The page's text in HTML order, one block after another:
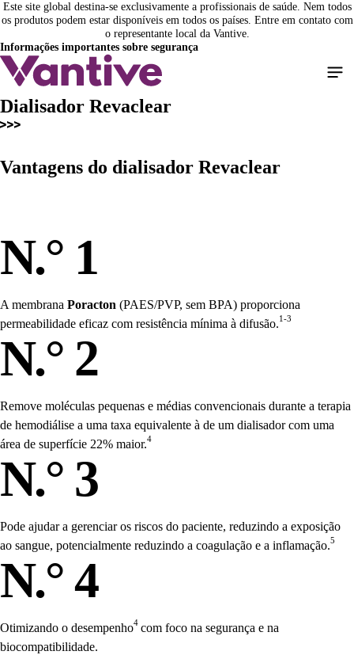
Pular
para
o
conteúdo
principal
Este site global destina-se exclusivamente a profissionais de saúde. Nem todos
os produtos podem estar disponíveis em todos os países. Entre em contato com
o representante local da Vantive.
Informações importantes sobre segurança
Dialisador Revaclear
Vantagens do dialisador Revaclear
N.° 1
A membrana Poracton (PAES/PVP, sem BPA) proporciona
permeabilidade eficaz com resistência mínima à difusão.1-3
N.° 2
Remove moléculas pequenas e médias convencionais durante a terapia
de hemodiálise a uma taxa equivalente à de um dialisador com uma
área de superfície 22% maior.4
N.° 3
Pode ajudar a gerenciar os riscos do paciente, reduzindo a exposição
ao sangue, potencialmente reduzindo a coagulação e a inflamação.5
N.° 4
Otimizando o desempenho4 com foco na segurança e na
biocompatibilidade.